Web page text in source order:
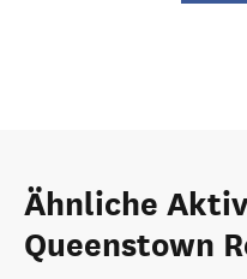
Ähnliche
Queenstown